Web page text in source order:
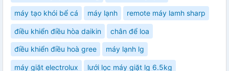
máy tạo khói bể cá máy lạnh remote máy lamh sharp
điều khiển điều hòa daikin chân để loa
điều khiển điều hoà gree máy lạnh lg
máy giặt electrolux lưới lọc máy giặt lg 6.5kg